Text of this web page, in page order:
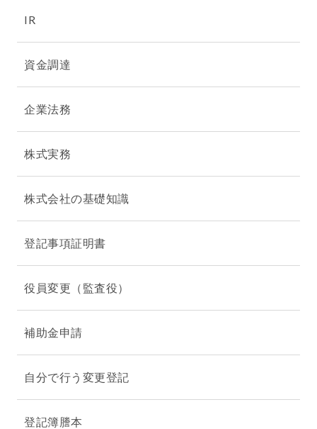
IR
資金調達
企業法務
株式実務
株式会社の基礎知識
登記事項証明書
役員変更（監査役）
補助金申請
自分で行う変更登記
登記簿謄本